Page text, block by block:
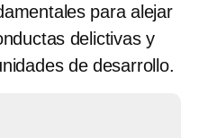
para alejar
delictivas y
de desarrollo.